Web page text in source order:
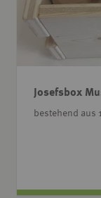
Josefsbox
bestehend aus